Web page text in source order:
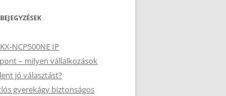
NCP500NE IP
– milyen vállalkozások
jó választást?
gyerekágy biztonságos